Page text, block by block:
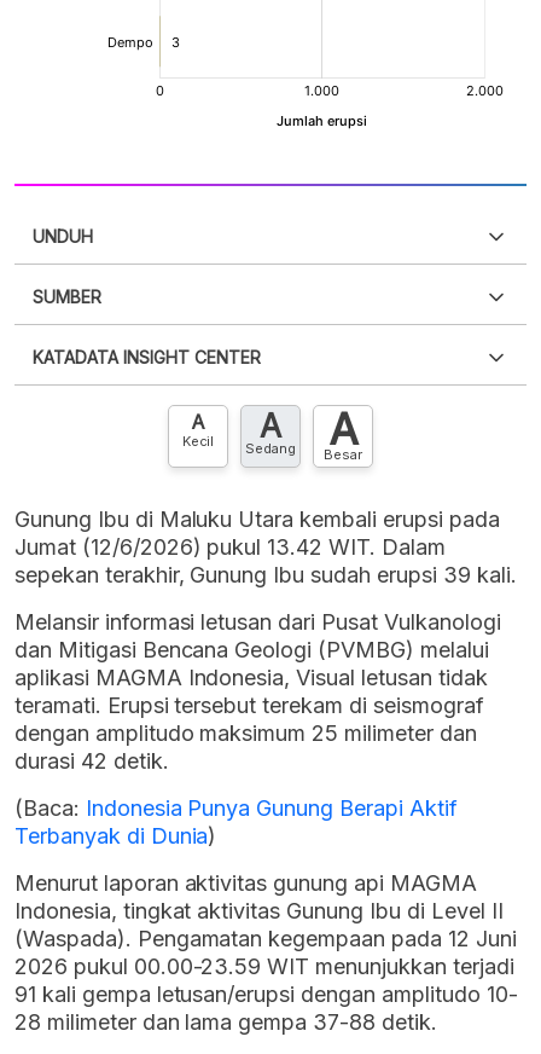
UNDUH
XLS
SUMBER
punya akun?Silakan Daftar sekarang
KATADATA INSIGHT CENTER
Hubungi sekarang »
A
Kecil A
Sedang A
Besar
Gunung Ibu di Maluku Utara kembali erupsi pada
Jumat (12/6/2026) pukul 13.42 WIT. Dalam
sepekan terakhir, Gunung Ibu sudah erupsi 39 kali.
Melansir informasi letusan dari Pusat Vulkanologi
dan Mitigasi Bencana Geologi (PVMBG) melalui
aplikasi MAGMA Indonesia, Visual letusan tidak
teramati. Erupsi tersebut terekam di seismograf
dengan amplitudo maksimum 25 milimeter dan
durasi 42 detik.
(Baca: Indonesia Punya Gunung Berapi Aktif
Terbanyak di Dunia)
Menurut laporan aktivitas gunung api MAGMA
Indonesia, tingkat aktivitas Gunung Ibu di Level II
(Waspada). Pengamatan kegempaan pada 12 Juni
2026 pukul 00.00-23.59 WIT menunjukkan terjadi
91 kali gempa letusan/erupsi dengan amplitudo 10-
28 milimeter dan lama gempa 37-88 detik.